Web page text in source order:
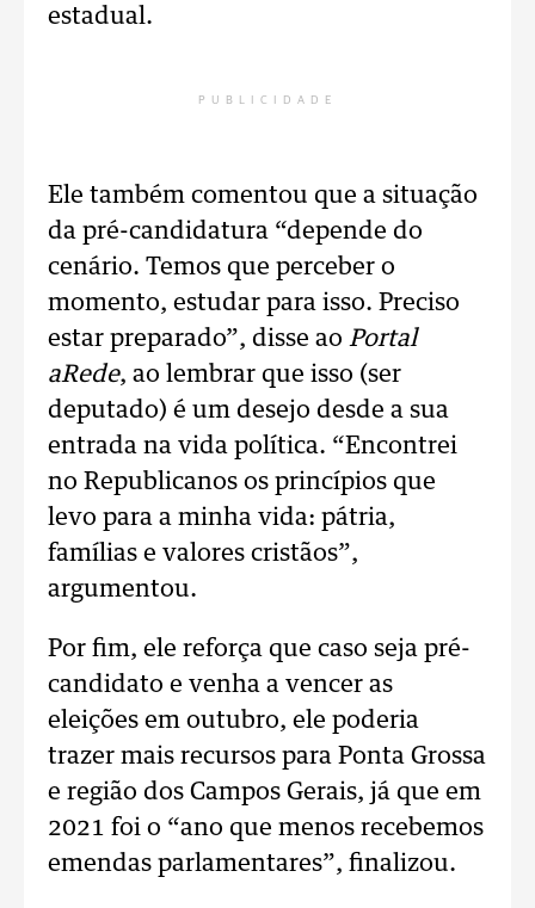
estadual.
PUBLICIDADE
Ele também comentou que a situação
da pré-candidatura “depende do
cenário. Temos que perceber o
momento, estudar para isso. Preciso
estar preparado”, disse ao Portal
aRede, ao lembrar que isso (ser
deputado) é um desejo desde a sua
entrada na vida política. “Encontrei
no Republicanos os princípios que
levo para a minha vida: pátria,
famílias e valores cristãos”,
argumentou.
Por fim, ele reforça que caso seja pré-
candidato e venha a vencer as
eleições em outubro, ele poderia
trazer mais recursos para Ponta Grossa
e região dos Campos Gerais, já que em
2021 foi o “ano que menos recebemos
emendas parlamentares”, finalizou.